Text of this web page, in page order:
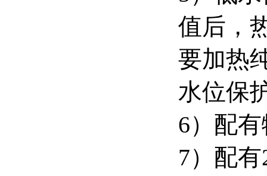
值后，
要加热
水位保
6）配
7）配